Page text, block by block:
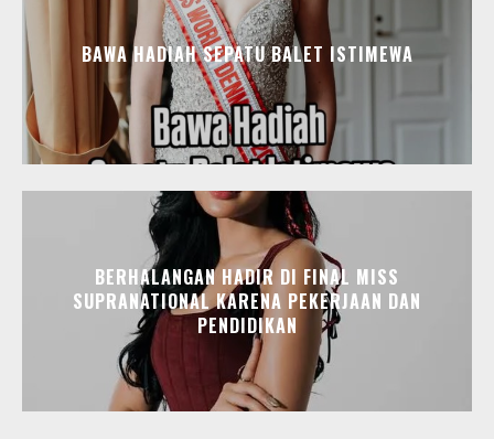
BAWA HADIAH SEPATU BALET ISTIMEWA
BERHALANGAN HADIR DI FINAL MISS
SUPRANATIONAL KARENA PEKERJAAN DAN
PENDIDIKAN